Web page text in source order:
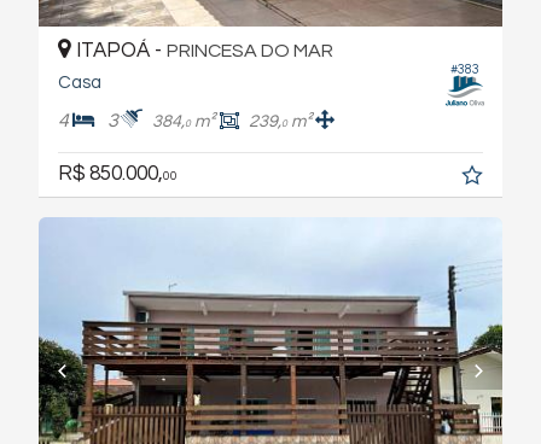
#383
ITAPOÁ - PRINCESA DO MAR
Casa
4 3 384,0m² 239,0m²
R$ 850.000,00